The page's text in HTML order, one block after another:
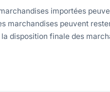
importées
peuvent
disposition finale des